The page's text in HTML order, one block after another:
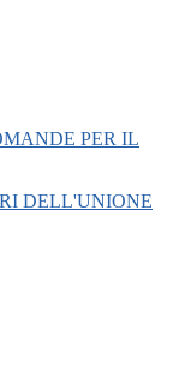
PER IL
DELL'UNIONE